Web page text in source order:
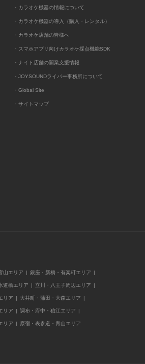
・カラオケ機器の情報について
・カラオケ機器の導入（購入・レンタル）
・カラオケ店舗の皆様へ
・スマホアプリ向けカラオケ採点機能SDK
・ナイト店舗の開業支援情報
・JOYSOUNDライバー事務所について
・Global Site
・サイトマップ
山エリア 銀座・新橋・有楽町エリア
道橋エリア 立川・八王子周辺エリア
リア 大井町・蒲田・大森エリア
リア 調布・府中・狛江エリア
リア 原宿・表参道・青山エリア